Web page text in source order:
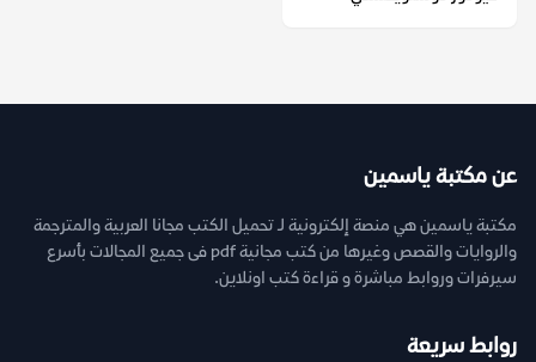
عن مكتبة ياسمين
مكتبة ياسمين هي منصة إلكترونية لـ تحميل الكتب مجانا العربية والمترجمة
والروايات والقصص وغيرها من كتب مجانية pdf فى جميع المجالات بأسرع
سيرفرات وروابط مباشرة و قراءة كتب اونلاين.
روابط سريعة